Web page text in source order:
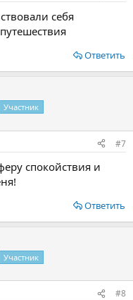
себя
Ответить
Участник
#7
спокойствия и
Ответить
Участник
#8